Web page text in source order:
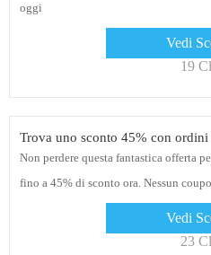
oggi
Vedi
19
Trova uno sconto 45% con ordini
Non perdere questa fantastica offerta
fino a 45% di sconto ora. Nessun
Vedi
23